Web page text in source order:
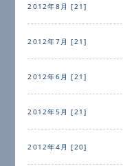
2012年8月 [21]
2012年7月 [21]
2012年6月 [21]
2012年5月 [21]
2012年4月 [20]